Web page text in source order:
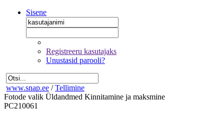
Sisene
Registreeru kasutajaks
Unustasid parooli?
www.snap.ee / Tellimine
Fotode valik Üldandmed Kinnitamine ja maksmine
PC210061